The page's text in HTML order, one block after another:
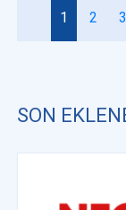
1 2 3
SON